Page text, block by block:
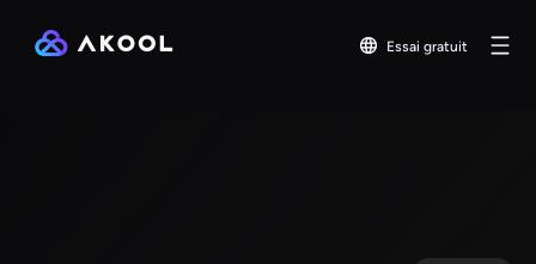
Essai gratuit